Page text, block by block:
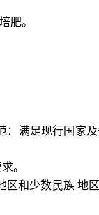
肥。
满足现行国家
。
和少数民族 地